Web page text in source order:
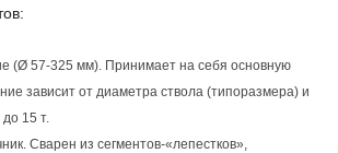
(Ø 57-325 мм). Принимает на себя основную
зависит от диаметра ствола (типоразмера) и
15 т.
Сварен из сегментов-«лепестков»,